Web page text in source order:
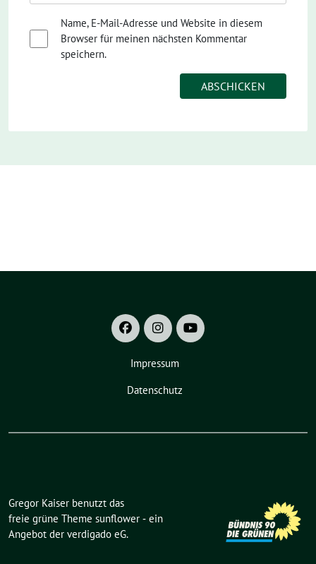
Name, E-Mail-Adresse und Website in diesem
Browser für meinen nächsten Kommentar
speichern.
Impressum
Datenschutz
Gregor Kaiser benutzt das
freie grüne Theme sunflower ‐ ein
Angebot der verdigado eG.